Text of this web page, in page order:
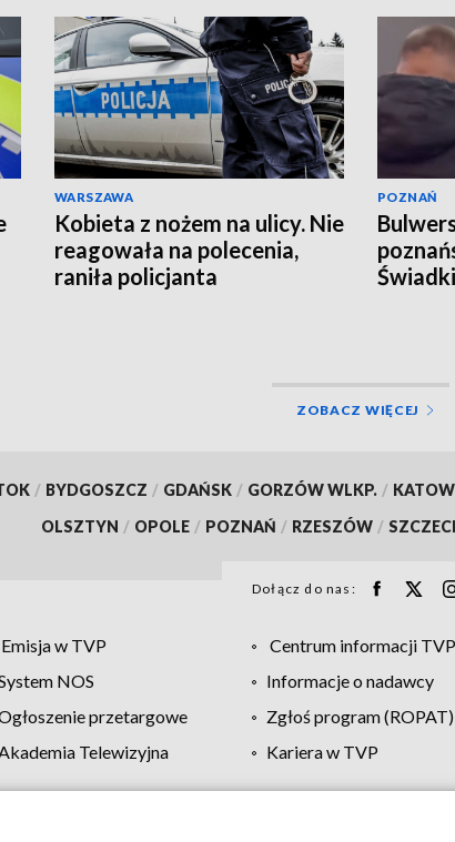
WARSZAWA
Kobieta z nożem na ulicy. Nie
reagowała na polecenia,
raniła policjanta
POZNAŃ
ZOBACZ WIĘCEJ
/ BYDGOSZCZ / GDAŃSK / GORZÓW WLKP. /
OLSZTYN / OPOLE / POZNAŃ / RZESZÓW /
Dołącz do nas:
Emisja w TVP Centrum informacji TVP
NOS Informacje o nadawcy
przetargowe Zgłoś program (ROPAT)
Akademia Telewizyjna Kariera w TVP